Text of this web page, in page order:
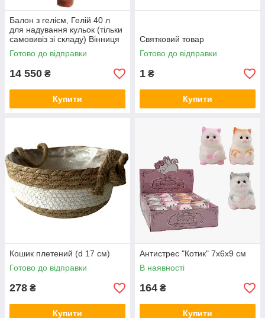
Балон з гелієм, Гелій 40 л
для надування кульок (тільки
самовивіз зі складу) Вінниця
Готово до відправки
14 550 ₴
Купити
Святковий товар
Готово до відправки
1 ₴
Купити
Кошик плетений (d 17 см)
Готово до відправки
278 ₴
Купити
Антистрес "Котик" 7х6х9 см
В наявності
164 ₴
Купити